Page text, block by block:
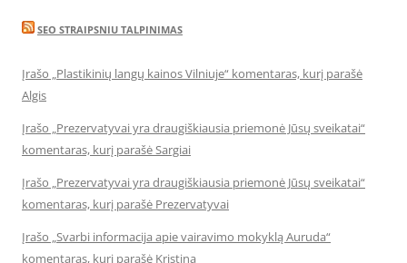
SEO STRAIPSNIU TALPINIMAS
Įrašo „Plastikinių langų kainos Vilniuje“ komentaras, kurį parašė
Algis
Įrašo „Prezervatyvai yra draugiškiausia priemonė Jūsų sveikatai“
komentaras, kurį parašė Sargiai
Įrašo „Prezervatyvai yra draugiškiausia priemonė Jūsų sveikatai“
komentaras, kurį parašė Prezervatyvai
Įrašo „Svarbi informacija apie vairavimo mokyklą Auruda“
komentaras, kurį parašė Kristina